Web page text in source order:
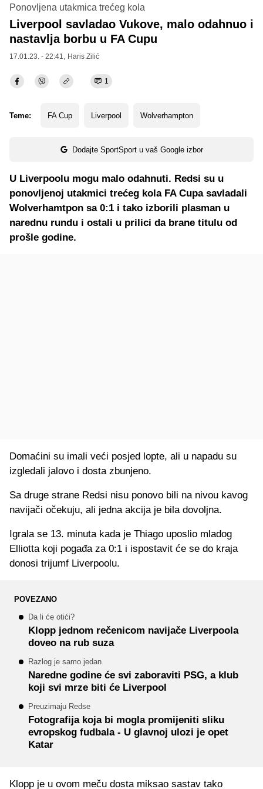
Ponovljena utakmica trećeg kola
Liverpool savladao Vukove, malo odahnuo i
nastavlja borbu u FA Cupu
17.01.23. - 22:41, Haris Zilić
1
Teme: FA Cup Liverpool Wolverhampton
Dodajte SportSport u vaš Google izbor
U Liverpoolu mogu malo odahnuti. Redsi su u
ponovljenoj utakmici trećeg kola FA Cupa savladali
Wolverhamtpon sa 0:1 i tako izborili plasman u
narednu rundu i ostali u prilici da brane titulu od
prošle godine.
Domaćini su imali veći posjed lopte, ali u napadu su
izgledali jalovo i dosta zbunjeno.
Sa druge strane Redsi nisu ponovo bili na nivou kavog
navijači očekuju, ali jedna akcija je bila dovoljna.
Igrala se 13. minuta kada je Thiago uposlio mladog
Elliotta koji pogađa za 0:1 i ispostavit će se do kraja
donosi trijumf Liverpoolu.
POVEZANO
Da li će otići?
Klopp jednom rečenicom navijače Liverpoola
doveo na rub suza
Razlog je samo jedan
Naredne godine će svi zaboraviti PSG, a klub
koji svi mrze biti će Liverpool
Preuzimaju Redse
Fotografija koja bi mogla promijeniti sliku
evropskog fudbala - U glavnoj ulozi je opet
Katar
Klopp je u ovom meču dosta miksao sastav tako